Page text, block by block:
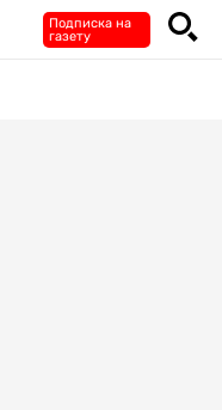
Подписка на
газету